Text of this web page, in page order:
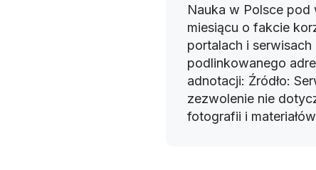
Nauka w Polsce pod
miesiącu o fakcie
portalach i
podlinkowanego
adnotacji: Źródło:
zezwolenie nie
fotografii i